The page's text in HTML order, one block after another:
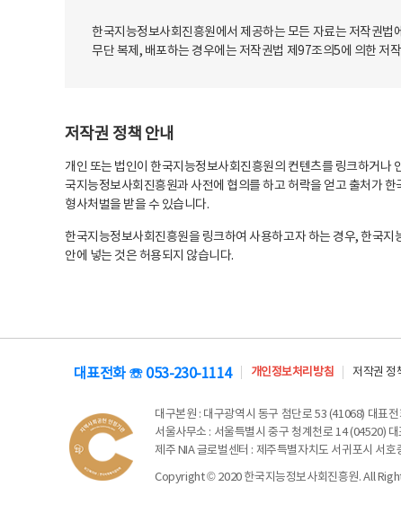
한국지능정보사회진흥원에서 제공하는 모든 자료는 저작권
무단 복제, 배포하는 경우에는 저작권법 제97조의5에 의한 저
저작권 정책 안내
개인 또는 법인이 한국지능정보사회진흥원의 컨텐츠를 링크하거나
국지능정보사회진흥원과 사전에 협의를 하고 허락을 얻고 출처가
형사처벌을 받을 수 있습니다.
한국지능정보사회진흥원을 링크하여 사용하고자 하는 경우, 한국
안에 넣는 것은 허용되지 않습니다.
대표전화 ☏ 053-230-1114 개인정보처리방침 저작권 정
대구본원 : 대구광역시 동구 첨단로 53 (41068) 대표
서울사무소 : 서울특별시 중구 청계천로 14 (04520)
제주 NIA 글로벌센터 : 제주특별자치도 서귀포시 서
Copyright © 2020 한국지능정보사회진흥원. All